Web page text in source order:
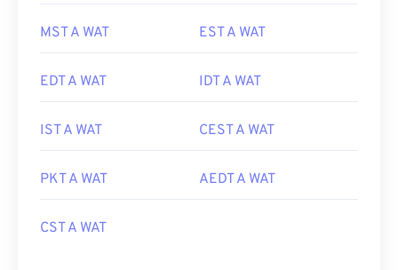
MST A WAT EST A WAT
EDT A WAT IDT A WAT
IST A WAT CEST A WAT
PKT A WAT AEDT A WAT
CST A WAT